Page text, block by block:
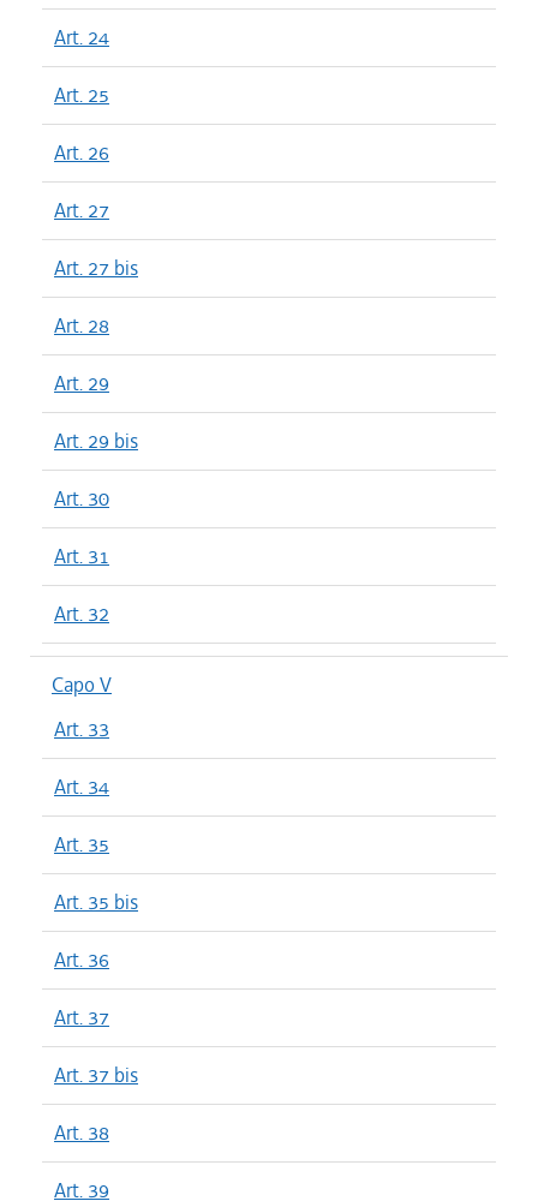
Art. 24
Art. 25
Art. 26
Art. 27
Art. 27 bis
Art. 28
Art. 29
Art. 29 bis
Art. 30
Art. 31
Art. 32
Capo V
Art. 33
Art. 34
Art. 35
Art. 35 bis
Art. 36
Art. 37
Art. 37 bis
Art. 38
Art. 39